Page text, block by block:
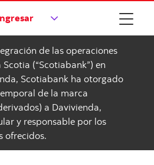
de las operaciones
(“Scotiabank”) en
Scotiabank ha otorgado
de la marca
a Davivienda,
y responsable por los
ofrecidos.